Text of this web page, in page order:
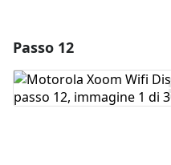
Aggiungi Commento
Passo 12